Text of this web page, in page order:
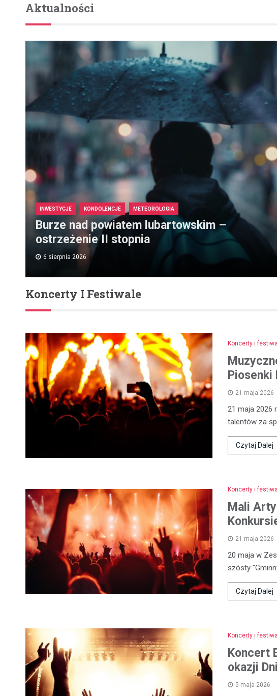
Aktualności
INWESTYCJE KONDOLENCJE METEOROLOGIA
Burze nad powiatem lubartowskim –
ostrzeżenie II stopnia
6 sierpnia 2026
Koncerty I Festiwale
Koncerty i
21 maja 2026
21 maja 2026
talentów za
Czytaj Dalej
Koncerty i
Mali
21 maja 2026
20 maja w
szósty
Czytaj Dalej
Koncerty i
Koncert
okazji
5 maja 2026